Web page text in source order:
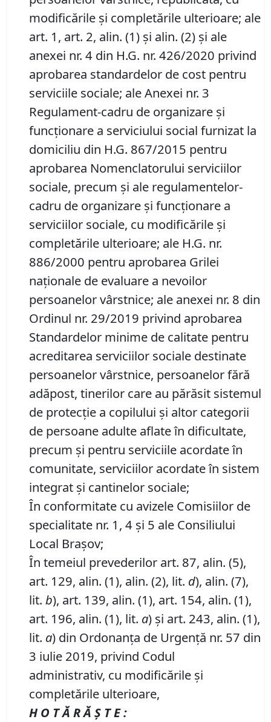
modificările și completările ulterioare; ale
art. 1, art. 2, alin. (1) și alin. (2) și ale
anexei nr. 4 din H.G. nr. 426/2020 privind
aprobarea standardelor de cost pentru
serviciile sociale; ale Anexei nr. 3
Regulament-cadru de organizare şi
funcţionare a serviciului social furnizat la
domiciliu din H.G. 867/2015 pentru
aprobarea Nomenclatorului serviciilor
sociale, precum şi ale regulamentelor-
cadru de organizare şi funcţionare a
serviciilor sociale, cu modificările și
completările ulterioare; ale H.G. nr.
886/2000 pentru aprobarea Grilei
naționale de evaluare a nevoilor
persoanelor vârstnice; ale anexei nr. 8 din
Ordinul nr. 29/2019 privind aprobarea
Standardelor minime de calitate pentru
acreditarea serviciilor sociale destinate
persoanelor vârstnice, persoanelor fără
adăpost, tinerilor care au părăsit sistemul
de protecţie a copilului şi altor categorii
de persoane adulte aflate în dificultate,
precum şi pentru serviciile acordate în
comunitate, serviciilor acordate în sistem
integrat şi cantinelor sociale;
În conformitate cu avizele Comisiilor de
specialitate nr. 1, 4 și 5 ale Consiliului
Local Brașov;
În temeiul prevederilor art. 87, alin. (5),
art. 129, alin. (1), alin. (2), lit. d), alin. (7),
lit. b), art. 139, alin. (1), art. 154, alin. (1),
art. 196, alin. (1), lit. a) și art. 243, alin. (1),
lit. a) din Ordonanța de Urgență nr. 57 din
3 iulie 2019, privind Codul
administrativ, cu modificările și
completările ulterioare,
H O T Ă R Ă Ş T E :